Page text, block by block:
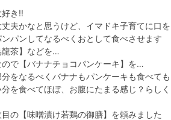
き‼️
夫かなと思うけど、イマドキ子育てに口
パンしてなるべくおとして食べさせます
龍茶】などを…
で【バナナチョコパンケーキ】を…
をなるべくバナナもパンケーキも食べて
を食べてほぼ、お腹にたまる感じ？らし
の【味噌漬け若鶏の御膳】を頼みました